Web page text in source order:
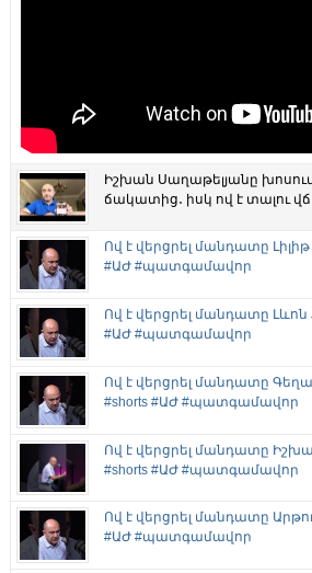
Իշխան Սաղաթելյանը խոսում
ճակատից․ իսկ ով է տալու
Ով է վերցրել մանդատը
#ԱԺ #պատգամավոր
Ով է վերցրել մանդատը Լևոն
#ԱԺ #պատգամավոր
Ով է վերցրել մանդատը
#shorts #ԱԺ #պատգամավոր
Ով է վերցրել մանդատը
#shorts #ԱԺ #պատգամավոր
Ով է վերցրել մանդատը
#ԱԺ #պատգամավոր